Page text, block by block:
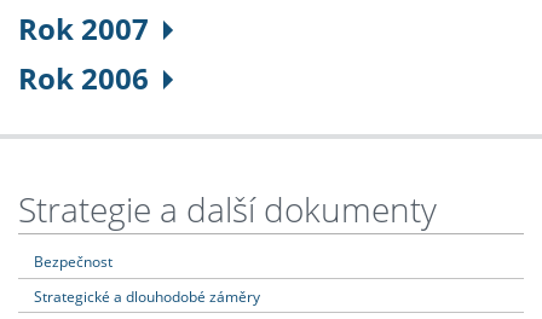
Rok 2007
Rok 2006
Strategie a další dokumenty
Bezpečnost
Strategické a dlouhodobé záměry